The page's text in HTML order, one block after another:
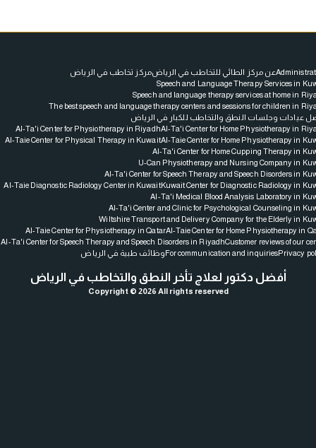
أفضل دكتور لعلاج تأخر النطق والتخاطب في الرياض
Copyright © 2026 All rights reserved
مركز تخاطب في الرياضعن مركز الطائي للتخاطب في الرياض
Speech and Language Therapy Services in
Speech and language therapy services at home in
The best speech and language therapy centers and sessions for children in
عيادات وجلسات النطق والتخاطب للكبار في الرياض
Al-Ta'i Center for Physiotherapy in RiyadhAl-Ta'i Center for Home Physiotherapy in
Al-Taie Center for Physical Therapy in KuwaitAl-Taie Center for Home Physiotherapy in
Al-Ta'i Center for Home Cupping Therapy in
U-Can Physiotherapy and Nursing Company in
Al-Ta'i Center for Speech Therapy and Speech Disorders in
Al-Taie Diagnostic Radiology Center in KuwaitKuwait Center for Diagnostic Radiology in
Al-Ta'i Medical Blood Analysis Laboratory in
Al-Ta'i Center and Clinic for Psychological Counseling in
Wiltshire Transport and Delivery Company for the Elderly in
Al-Taie Center for Physiotherapy in QatarAl-Taie Center for Home Physiotherapy in
Al-Ta'i Center for Speech Therapy and Speech Disorders in RiyadhCustomer reviews of our
وظائف طبية في الرياضFor communication and inquiriesPrivacy